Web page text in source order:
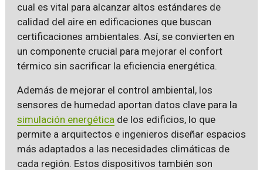
cual es vital para alcanzar altos estándares de
calidad del aire en edificaciones que buscan
certificaciones ambientales. Así, se convierten en
un componente crucial para mejorar el confort
térmico sin sacrificar la eficiencia energética.
Además de mejorar el control ambiental, los
sensores de humedad aportan datos clave para la
simulación energética de los edificios, lo que
permite a arquitectos e ingenieros diseñar espacios
más adaptados a las necesidades climáticas de
cada región. Estos dispositivos también son